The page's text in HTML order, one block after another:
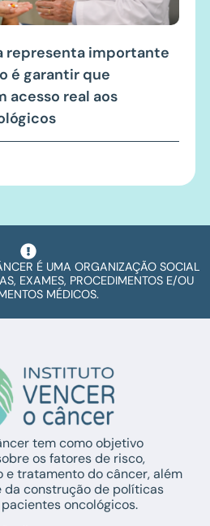
representa importante
é garantir que
acesso real aos
É UMA ORGANIZAÇÃO SOCIAL
EXAMES, PROCEDIMENTOS E/OU
MÉDICOS.
tem como objetivo
os fatores de risco,
e tratamento do câncer, além
da construção de políticas
oncológicos.